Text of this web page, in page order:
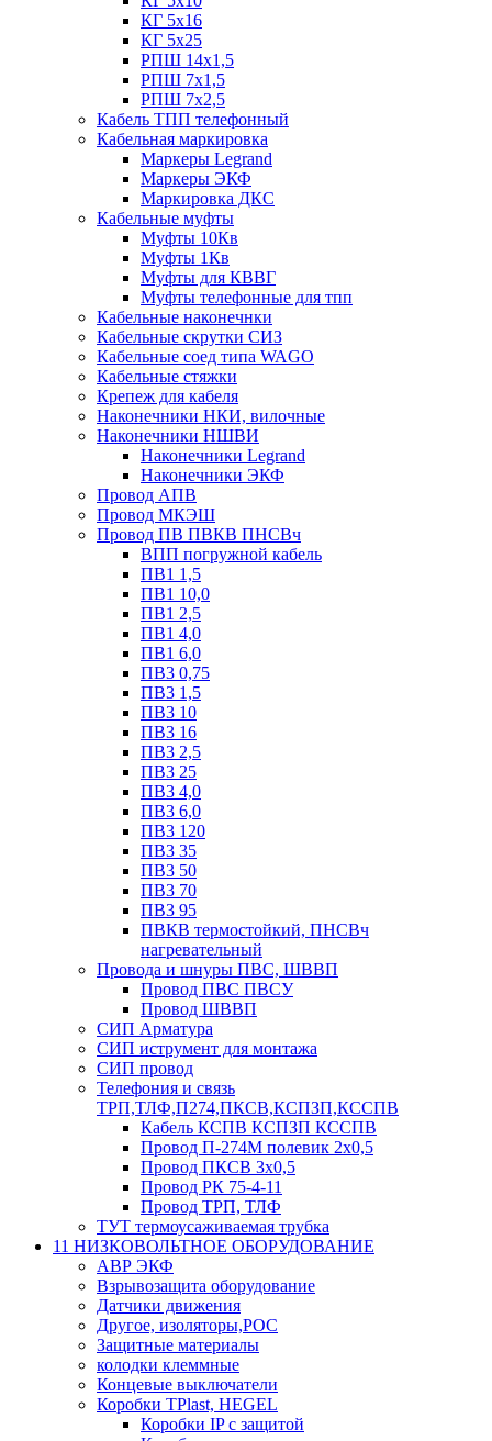
КГ 5х16
КГ 5х25
РПШ 14х1,5
РПШ 7х1,5
РПШ 7х2,5
Кабель ТПП телефонный
Кабельная маркировка
Маркеры Legrand
Маркеры ЭКФ
Маркировка ДКС
Кабельные муфты
Муфты 10Кв
Муфты 1Кв
Муфты для КВВГ
Муфты телефонные для тпп
Кабельные наконечнки
Кабельные скрутки СИЗ
Кабельные соед типа WAGO
Кабельные стяжки
Крепеж для кабеля
Наконечники НКИ, вилочные
Наконечники НШВИ
Наконечники Legrand
Наконечники ЭКФ
Провод АПВ
Провод МКЭШ
Провод ПВ ПВКВ ПНСВч
ВПП погружной кабель
ПВ1 1,5
ПВ1 10,0
ПВ1 2,5
ПВ1 4,0
ПВ1 6,0
ПВ3 0,75
ПВ3 1,5
ПВ3 10
ПВ3 16
ПВ3 2,5
ПВ3 25
ПВ3 4,0
ПВ3 6,0
ПВ3 120
ПВ3 35
ПВ3 50
ПВ3 70
ПВ3 95
ПВКВ термостойкий, ПНСВч
нагревательный
Провода и шнуры ПВС, ШВВП
Провод ПВС ПВСУ
Провод ШВВП
СИП Арматура
СИП иструмент для монтажа
СИП провод
Телефония и связь
ТРП,ТЛФ,П274,ПКСВ,КСПЗП,КССПВ
Кабель КСПВ КСПЗП КССПВ
Провод П-274М полевик 2х0,5
Провод ПКСВ 3х0,5
Провод РК 75-4-11
Провод ТРП, ТЛФ
ТУТ термоусаживаемая трубка
11 НИЗКОВОЛЬТНОЕ ОБОРУДОВАНИЕ
АВР ЭКФ
Взрывозащита оборудование
Датчики движения
Другое, изоляторы,РОС
Защитные материалы
колодки клеммные
Концевые выключатели
Коробки TPlast, HEGEL
Коробки IP с защитой